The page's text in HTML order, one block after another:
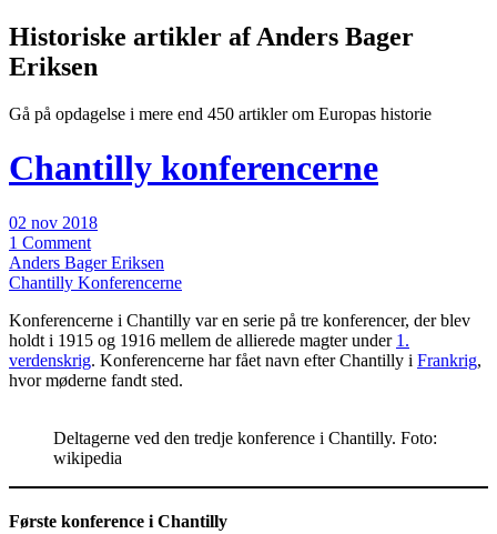
Historiske artikler af Anders Bager
Eriksen
Gå på opdagelse i mere end 450 artikler om Europas historie
Chantilly konferencerne
02 nov 2018
1 Comment
Anders Bager Eriksen
Chantilly Konferencerne
Konferencerne i Chantilly var en serie på tre konferencer, der blev
holdt i 1915 og 1916 mellem de allierede magter under 1.
verdenskrig. Konferencerne har fået navn efter Chantilly i Frankrig,
hvor møderne fandt sted.
Deltagerne ved den tredje konference i Chantilly. Foto:
wikipedia
Første konference i Chantilly